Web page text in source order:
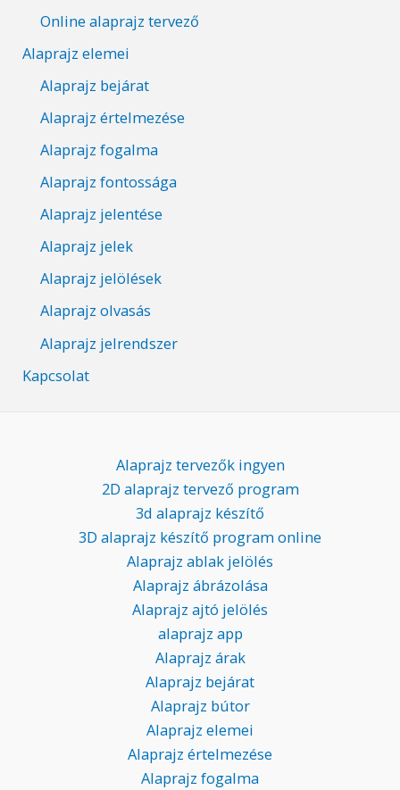
Online alaprajz tervező
Alaprajz elemei
Alaprajz bejárat
Alaprajz értelmezése
Alaprajz fogalma
Alaprajz fontossága
Alaprajz jelentése
Alaprajz jelek
Alaprajz jelölések
Alaprajz olvasás
Alaprajz jelrendszer
Kapcsolat
Alaprajz tervezők ingyen
2D alaprajz tervező program
3d alaprajz készítő
3D alaprajz készítő program online
Alaprajz ablak jelölés
Alaprajz ábrázolása
Alaprajz ajtó jelölés
alaprajz app
Alaprajz árak
Alaprajz bejárat
Alaprajz bútor
Alaprajz elemei
Alaprajz értelmezése
Alaprajz fogalma